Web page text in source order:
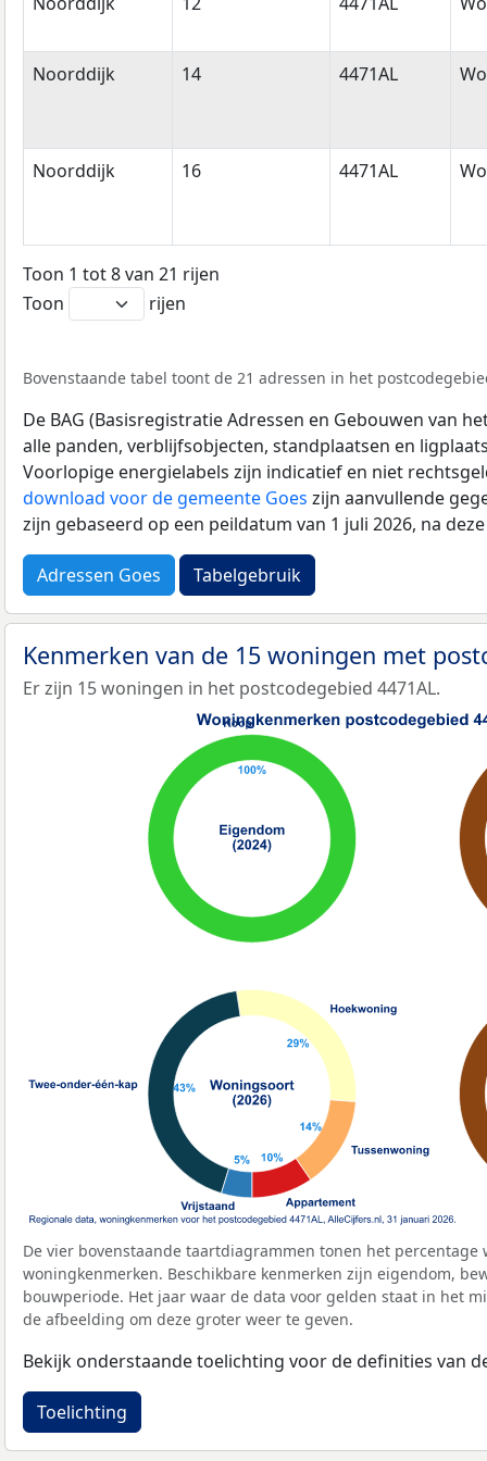
Noorddijk 14 4471AL
Noorddijk 16 4471AL
Toon 1 tot 8 van 21 rijen
Toon
rijen
Bovenstaande tabel toont de 21 adressen in het
De BAG (Basisregistratie Adressen en Gebouwen van
alle panden, verblijfsobjecten, standplaatsen en
Voorlopige energielabels zijn indicatief en niet
download voor de gemeente Goes zijn aanvullende
zijn gebaseerd op een peildatum van 1 juli 2026, na
Adressen Goes Tabelgebruik
Kenmerken van de 15 woningen met
Er zijn 15 woningen in het postcodegebied 4471AL.
De vier bovenstaande taartdiagrammen tonen het
woningkenmerken. Beschikbare kenmerken zijn eigendom,
bouwperiode. Het jaar waar de data voor gelden staat in het
de afbeelding om deze groter weer te geven.
Bekijk onderstaande toelichting voor de definities van
Toelichting